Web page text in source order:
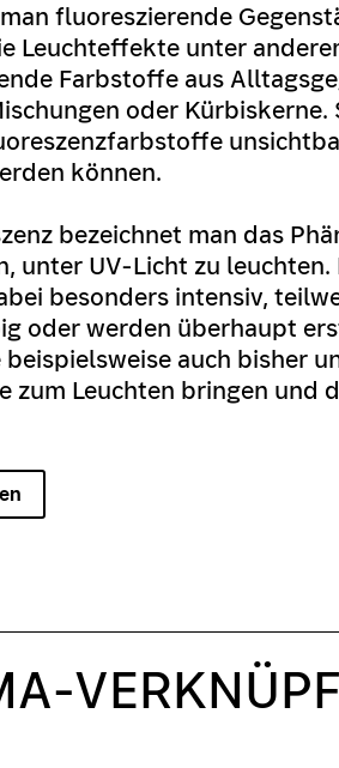
fluoreszierende
Leuchteffekte unter
Farbstoffe aus
oder Kürbiskerne.
können.
bezeichnet man das
unter UV-Licht zu leuchten.
besonders intensiv,
oder werden überhaupt
beispielsweise auch bisher
zum Leuchten bringen und